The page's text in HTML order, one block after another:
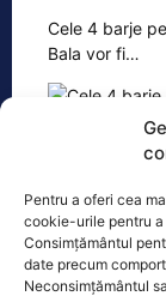
Pentru a oferi cea
cookie-urile pentru
Consimțământul
date precum
Neconsimțământul
Cele 4 barje
Bala vor fi…